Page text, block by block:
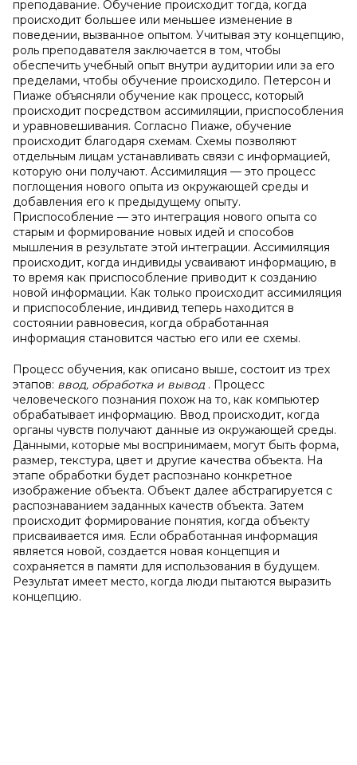
преподавание. Обучение происходит тогда, когда
происходит большее или меньшее изменение в
поведении, вызванное опытом. Учитывая эту концепцию,
роль преподавателя заключается в том, чтобы
обеспечить учебный опыт внутри аудитории или за его
пределами, чтобы обучение происходило. Петерсон и
Пиаже объясняли обучение как процесс, который
происходит посредством ассимиляции, приспособления
и уравновешивания. Согласно Пиаже, обучение
происходит благодаря схемам. Схемы позволяют
отдельным лицам устанавливать связи с информацией,
которую они получают. Ассимиляция — это процесс
поглощения нового опыта из окружающей среды и
добавления его к предыдущему опыту.
Приспособление — это интеграция нового опыта со
старым и формирование новых идей и способов
мышления в результате этой интеграции. Ассимиляция
происходит, когда индивиды усваивают информацию, в
то время как приспособление приводит к созданию
новой информации. Как только происходит ассимиляция
и приспособление, индивид теперь находится в
состоянии равновесия, когда обработанная
информация становится частью его или ее схемы.
Процесс обучения, как описано выше, состоит из трех
этапов: ввод, обработка и вывод . Процесс
человеческого познания похож на то, как компьютер
обрабатывает информацию. Ввод происходит, когда
органы чувств получают данные из окружающей среды.
Данными, которые мы воспринимаем, могут быть форма,
размер, текстура, цвет и другие качества объекта. На
этапе обработки будет распознано конкретное
изображение объекта. Объект далее абстрагируется с
распознаванием заданных качеств объекта. Затем
происходит формирование понятия, когда объекту
присваивается имя. Если обработанная информация
является новой, создается новая концепция и
сохраняется в памяти для использования в будущем.
Результат имеет место, когда люди пытаются выразить
концепцию.